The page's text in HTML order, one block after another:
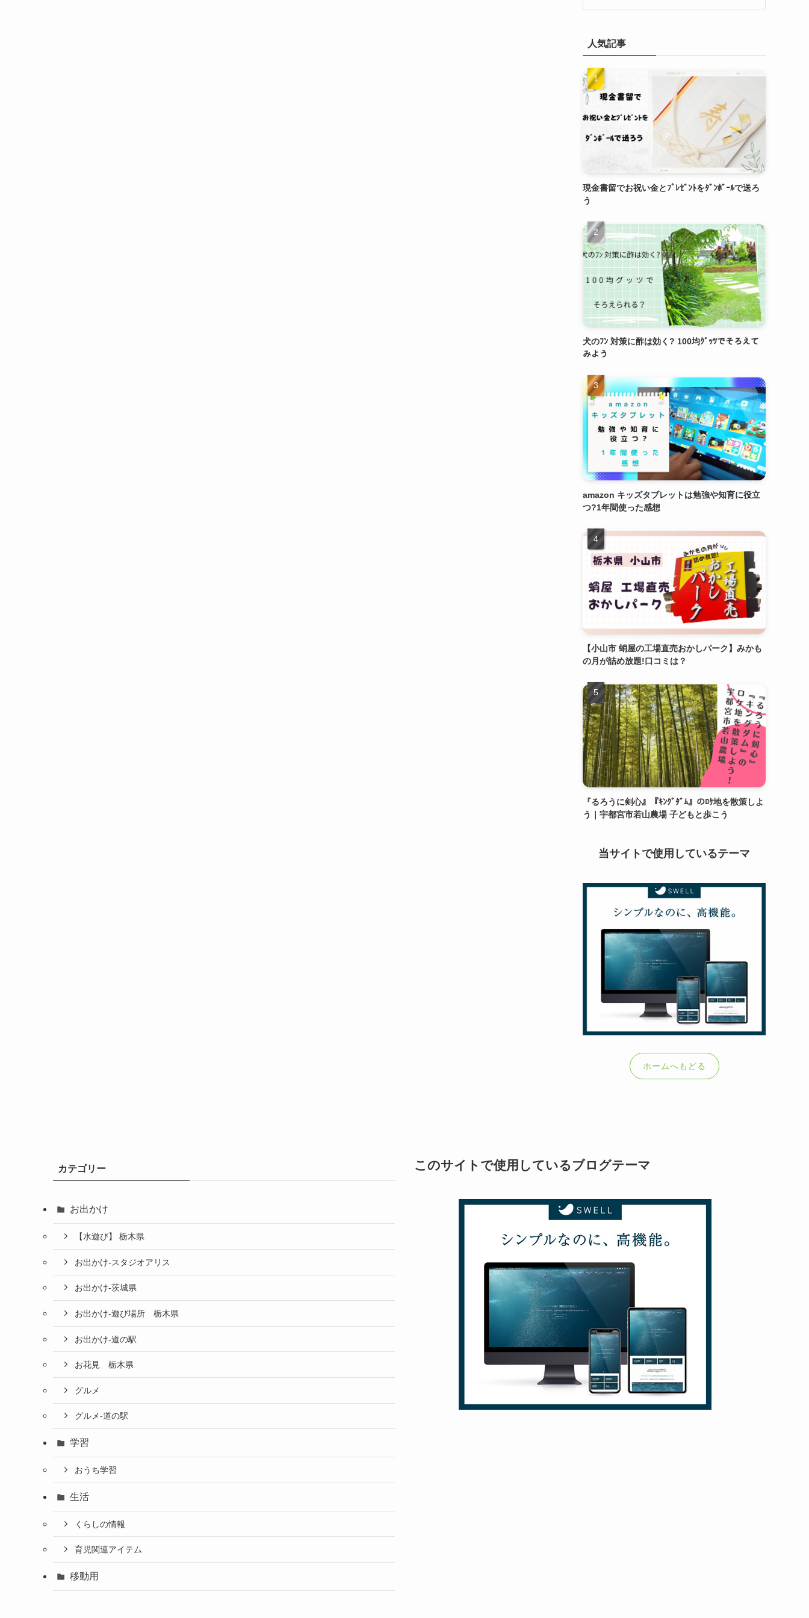
人気記事
現金書留でお祝い金とﾌﾟﾚｾﾞﾝﾄをﾀﾞﾝﾎﾞｰﾙで送ろ
う
犬のﾌﾝ 対策に酢は効く? 100均ｸﾞｯﾂでそろえて
みよう
amazon キッズタブレットは勉強や知育に役立
つ?1年間使った感想
【小山市 蛸屋の工場直売おかしパーク】みかも
の月が詰め放題!口コミは？
『るろうに剣心』『ｷﾝｸﾞﾀﾞﾑ』のﾛｹ地を散策しよ
う｜宇都宮市若山農場 子どもと歩こう
当サイトで使用しているテーマ
ホームへもどる
カテゴリー
お出かけ
【水遊び】 栃木県
お出かけ-スタジオアリス
お出かけ-茨城県
お出かけ-遊び場所 栃木県
お出かけ-道の駅
お花見 栃木県
グルメ
グルメ-道の駅
学習
おうち学習
生活
くらしの情報
育児関連アイテム
移動用
このサイトで使用しているブログテーマ